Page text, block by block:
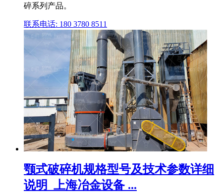
碎系列产品。
联系电话: 180 3780 8511
颚式破碎机规格型号及技术参数详细
说明_上海冶金设备 ...